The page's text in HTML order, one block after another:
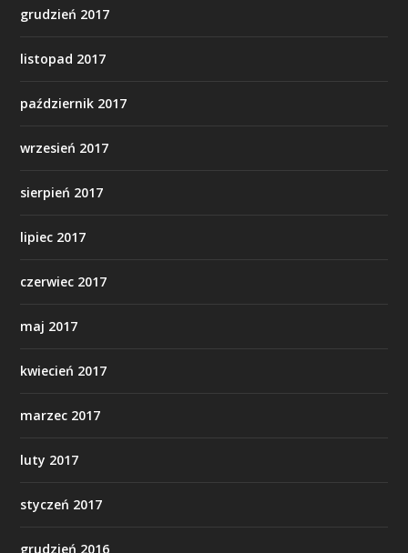
grudzień 2017
listopad 2017
październik 2017
wrzesień 2017
sierpień 2017
lipiec 2017
czerwiec 2017
maj 2017
kwiecień 2017
marzec 2017
luty 2017
styczeń 2017
grudzień 2016